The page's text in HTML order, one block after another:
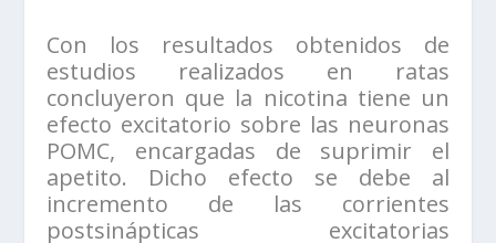
Con los resultados obtenidos de
estudios realizados en ratas
concluyeron que la nicotina tiene un
efecto excitatorio sobre las neuronas
POMC, encargadas de suprimir el
apetito. Dicho efecto se debe al
incremento de las corrientes
postsinápticas excitatorias